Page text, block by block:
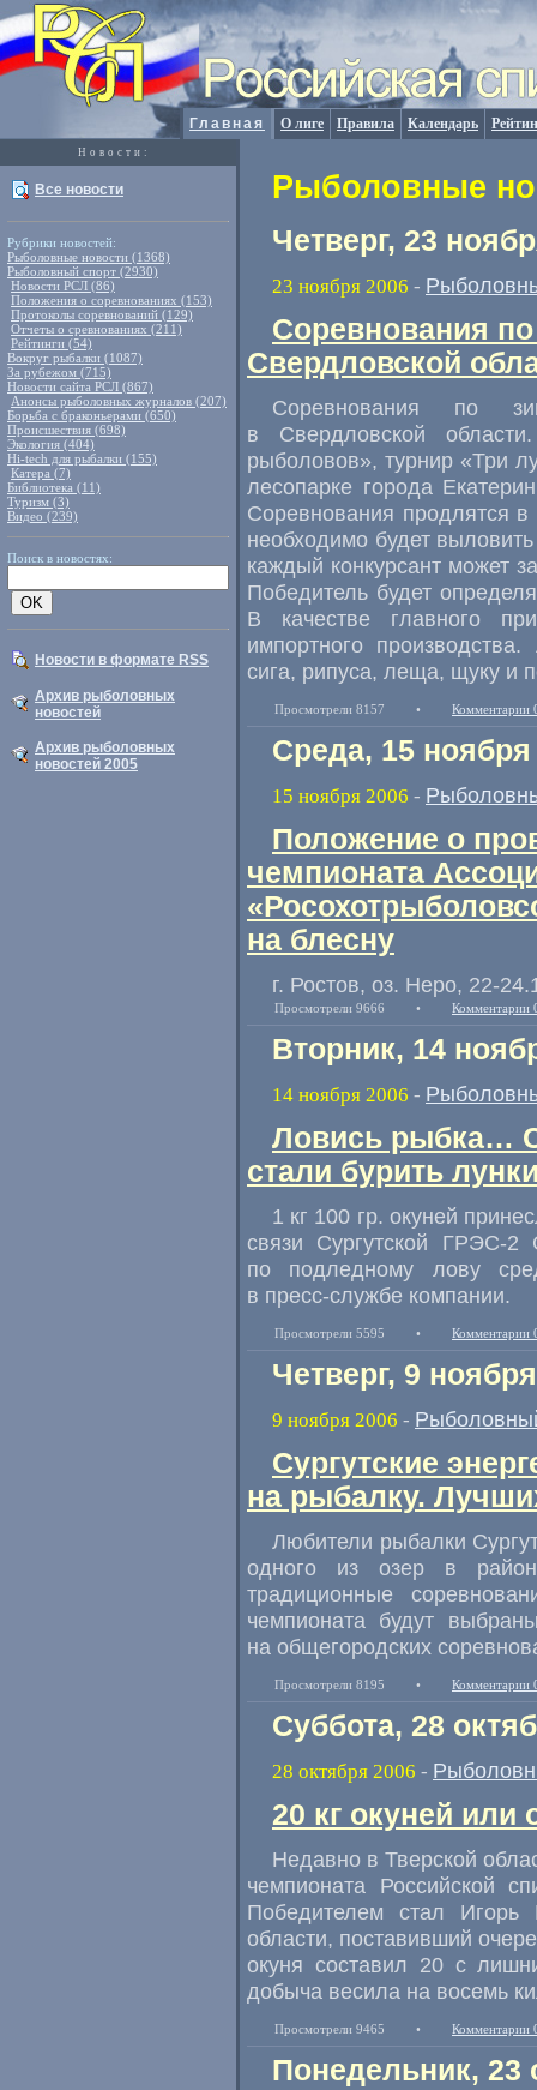
Главная О лиге Правила Календарь
Новости:
Все новости
Рубрики новостей:
Рыболовные новости (1368)
Рыболовный спорт (2930)
Новости РСЛ (86)
Положения о соревнованиях (153)
Протоколы соревнований (129)
Отчеты о сревнованиях (211)
Рейтинги (54)
Вокруг рыбалки (1087)
За рубежом (715)
Новости сайта РСЛ (867)
Анонсы рыболовных журналов (207)
Борьба с браконьерами (650)
Происшествия (698)
Экология (404)
Hi-tech для рыбалки (155)
Катера (7)
Библиотека (11)
Туризм (3)
Видео (239)
Поиск в новостях:
Новости в формате RSS
Архив рыболовных
новостей
Архив рыболовных
новостей 2005
Рыболовные
Четверг, 23
23 ноября 2006 -
Соревнования
Свердловской
Соревнования по
в Свердловской
рыболовов», турнир «Три
лесопарке города
Соревнования продлятся в
необходимо будет
каждый конкурсант может
Победитель будет
В качестве главного
импортного
сига, рипуса, леща, щуку и
Просмотрели 8157 • Комментарии
Среда, 15 ноября
15 ноября 2006 -
Положение о
чемпионата
на блесну
г. Ростов, оз. Неро, 22-
Просмотрели 9666 • Комментарии
Вторник, 14
14 ноября 2006 -
Ловись рыбка…
стали бурить
1 кг 100 гр. окуней
связи Сургутской ГРЭС-
по подледному лову
в пресс-службе компании.
Просмотрели 5595 • Комментарии
Четверг, 9
9 ноября 2006 -
Сургутские
на рыбалку.
Любители рыбалки
одного из озер в
традиционные
чемпионата будут
на общегородских
Просмотрели 8195 • Комментарии
Суббота, 28
28 октября 2006 -
20 кг окуней или
Недавно в Тверской
чемпионата Российской
Победителем стал Игорь
области, поставивший
окуня составил 20 с
добыча весила на восемь
Просмотрели 9465 • Комментарии
Понедельник, 23